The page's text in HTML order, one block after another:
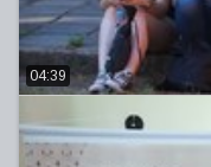
04:39